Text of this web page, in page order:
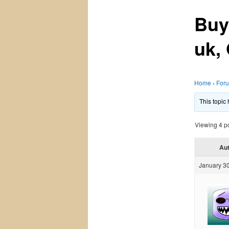
uk,
Home ›
This topic
Viewing 4
January